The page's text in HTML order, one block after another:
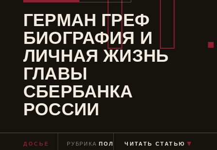
ГЕРМАН ГРЕФ
БИОГРАФИЯ И
ЛИЧНАЯ ЖИЗНЬ
ГЛАВЫ
СБЕРБАНКА
РОССИИ
ДОСЬЕ РУБРИКАПОЛИТИКИ ЧТЕНИЕ≈ 9 МИН
ЧИТАТЬ СТАТЬЮ ▼